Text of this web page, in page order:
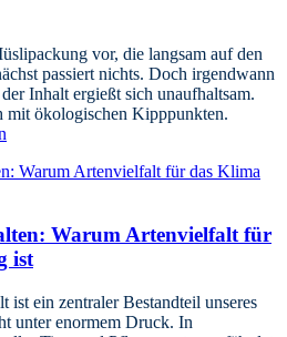
vor, die langsam auf den
passiert nichts. Doch irgendwann
Inhalt ergießt sich unaufhaltsam.
mit ökologischen Kipppunkten.
Warum Artenvielfalt für
ist
ist ein zentraler Bestandteil unseres
unter enormem Druck. In